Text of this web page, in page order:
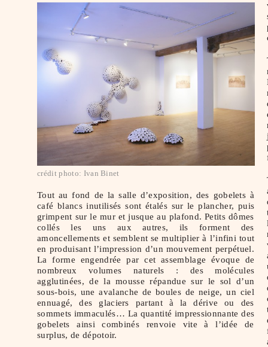
crédit photo: Ivan Binet
Tout au fond de la salle d’exposition, des gobelets à
café blancs inutilisés sont étalés sur le plancher, puis
grimpent sur le mur et jusque au plafond. Petits dômes
collés les uns aux autres, ils forment des
amoncellements et semblent se multiplier à l’infini tout
en produisant l’impression d’un mouvement perpétuel.
La forme engendrée par cet assemblage évoque de
nombreux volumes naturels : des molécules
agglutinées, de la mousse répandue sur le sol d’un
sous-bois, une avalanche de boules de neige, un ciel
ennuagé, des glaciers partant à la dérive ou des
sommets immaculés… La quantité impressionnante des
gobelets ainsi combinés renvoie vite à l’idée de
surplus, de dépotoir.